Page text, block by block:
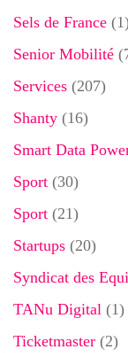
Sels de France
Senior Mobilité
Services (207)
Shanty (16)
Smart Data
Sport (30)
Sport (21)
Startups (20)
Syndicat des
TANu Digital (1)
Ticketmaster (2)